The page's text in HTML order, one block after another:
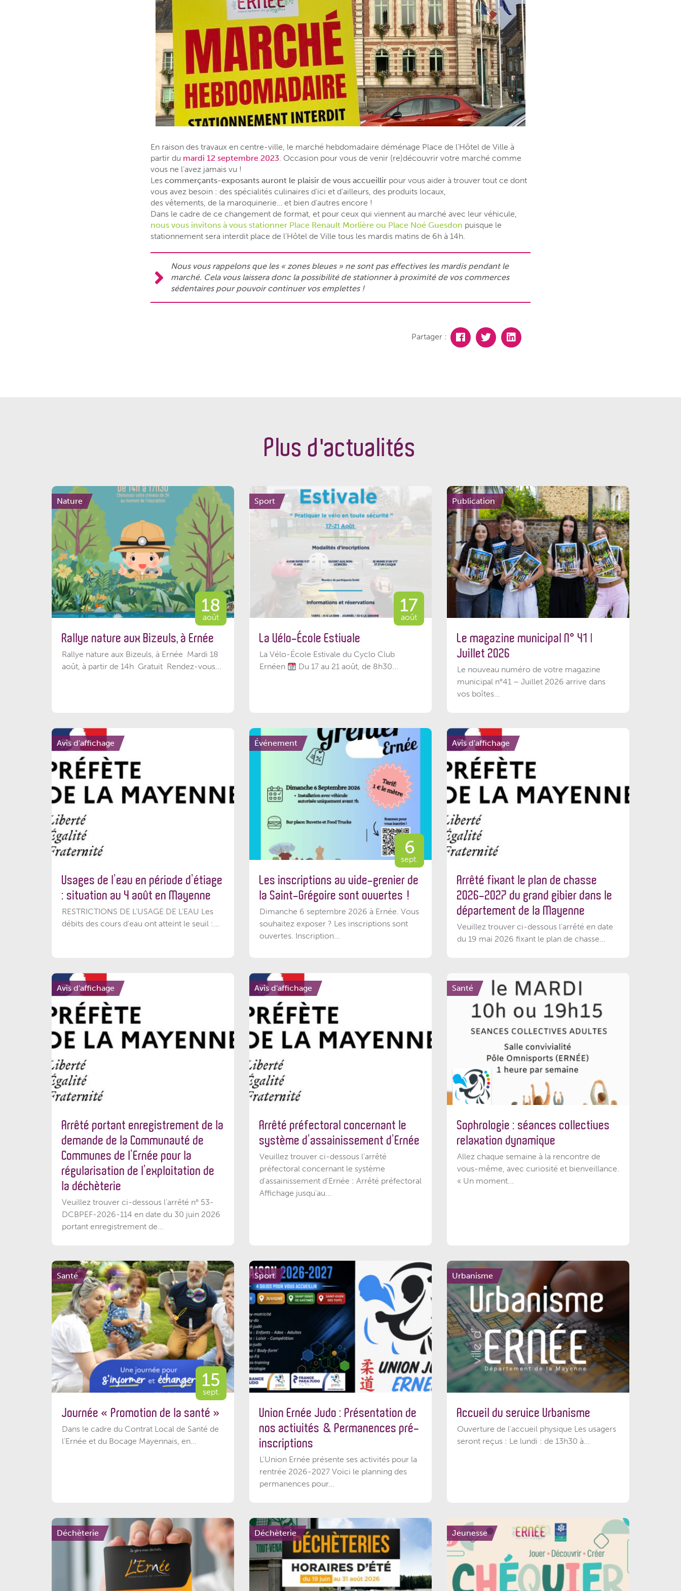
En raison des travaux en centre-ville, le marché hebdomadaire déménage Place de l’Hôtel de Ville à
partir du mardi 12 septembre 2023. Occasion pour vous de venir (re)découvrir votre marché comme
vous ne l’avez jamais vu !
Les commerçants-exposants auront le plaisir de vous accueillir pour vous aider à trouver tout ce dont
vous avez besoin : des spécialités culinaires d’ici et d’ailleurs, des produits locaux,
des vêtements, de la maroquinerie… et bien d’autres encore !
Dans le cadre de ce changement de format, et pour ceux qui viennent au marché avec leur véhicule,
nous vous invitons à vous stationner Place Renault Morlière ou Place Noé Guesdon puisque le
stationnement sera interdit place de l’Hôtel de Ville tous les mardis matins de 6h à 14h.
Nous vous rappelons que les « zones bleues » ne sont pas effectives les mardis pendant le
marché. Cela vous laissera donc la possibilité de stationner à proximité de vos commerces
sédentaires pour pouvoir continuer vos emplettes !
Partager :
Plus d'actualités
Nature
18
août
Rallye nature aux Bizeuls, à Ernée
Rallye nature aux Bizeuls, à Ernée Mardi 18
août, à partir de 14h Gratuit Rendez-vous...
Sport
17
août
La Vélo-École Estivale
La Vélo-École Estivale du Cyclo Club
Ernéen
Du 17 au 21 août, de 8h30...
Publication
Le magazine municipal N° 41 |
Juillet 2026
Le nouveau numéro de votre magazine
municipal n°41 – Juillet 2026 arrive dans
vos boîtes...
Avis d'affichage
Usages de l’eau en période d’étiage
: situation au 4 août en Mayenne
RESTRICTIONS DE L’USAGE DE L’EAU Les
débits des cours d'eau ont atteint le seuil :...
Événement
6
sept.
Les inscriptions au vide-grenier de
la Saint-Grégoire sont ouvertes !
Dimanche 6 septembre 2026 à Ernée. Vous
souhaitez exposer ? Les inscriptions sont
ouvertes. Inscription...
Avis d'affichage
Arrêté fixant le plan de chasse
2026-2027 du grand gibier dans le
département de la Mayenne
Veuillez trouver ci-dessous l’arrêté en date
du 19 mai 2026 fixant le plan de chasse...
Avis d'affichage
Arrêté portant enregistrement de la
demande de la Communauté de
Communes de l’Ernée pour la
régularisation de l’exploitation de
la déchèterie
Veuillez trouver ci-dessous l'arrêté n° 53-
DCBPEF-2026-114 en date du 30 juin 2026
portant enregistrement de...
Avis d'affichage
Arrêté préfectoral concernant le
système d’assainissement d’Ernée
Veuillez trouver ci-dessous l’arrêté
préfectoral concernant le système
d'assainissement d'Ernée : Arrêté préfectoral
Affichage jusqu'au...
Santé
Sophrologie : séances collectives
relaxation dynamique
Allez chaque semaine à la rencontre de
vous-même, avec curiosité et bienveillance.
« Un moment...
Santé
15
sept.
Journée « Promotion de la santé »
Dans le cadre du Contrat Local de Santé de
l’Ernée et du Bocage Mayennais, en...
Sport
Union Ernée Judo : Présentation de
nos activités & Permanences pré-
inscriptions
L'Union Ernée présente ses activités pour la
rentrée 2026-2027 Voici le planning des
permanences pour...
Urbanisme
Accueil du service Urbanisme
Ouverture de l'accueil physique Les usagers
seront reçus : Le lundi : de 13h30 à...
Déchèterie Déchèterie Jeunesse